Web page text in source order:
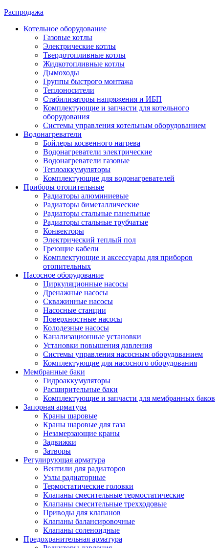
Распродажа
Котельное оборудование
Газовые котлы
Электрические котлы
Твердотопливные котлы
Жидкотопливные котлы
Дымоходы
Группы быстрого монтажа
Теплоносители
Стабилизаторы напряжения и ИБП
Комплектующие и запчасти для котельного
оборудования
Системы управления котельным оборудованием
Водонагреватели
Бойлеры косвенного нагрева
Водонагреватели электрические
Водонагреватели газовые
Теплоаккумуляторы
Комплектующие для водонагревателей
Приборы отопительные
Радиаторы алюминиевые
Радиаторы биметаллические
Радиаторы стальные панельные
Радиаторы стальные трубчатые
Конвекторы
Электрический теплый пол
Греющие кабели
Комплектующие и аксессуары для приборов
отопительных
Насосное оборудование
Циркуляционные насосы
Дренажные насосы
Скважинные насосы
Насосные станции
Поверхностные насосы
Колодезные насосы
Канализационные установки
Установки повышения давления
Системы управления насосным оборудованием
Комплектующие для насосного оборудования
Мембранные баки
Гидроаккумуляторы
Расширительные баки
Комплектующие и запчасти для мембранных баков
Запорная арматура
Краны шаровые
Краны шаровые для газа
Незамерзающие краны
Задвижки
Затворы
Регулирующая арматура
Вентили для радиаторов
Узлы радиаторные
Термостатические головки
Клапаны смесительные термостатические
Клапаны смесительные трехходовые
Приводы для клапанов
Клапаны балансировочные
Клапаны соленоидные
Предохранительная арматура